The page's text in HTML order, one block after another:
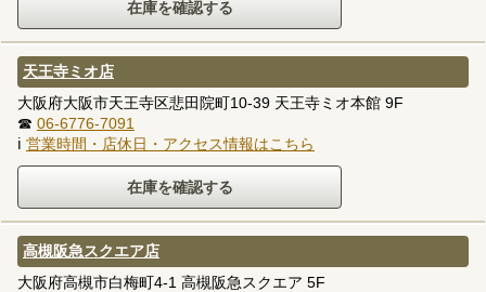
天王寺ミオ店
大阪府大阪市天王寺区悲田院町10-39 天王寺ミオ本館 9F
☎ 06-6776-7091
ℹ 営業時間・店休日・アクセス情報はこちら
高槻阪急スクエア店
大阪府高槻市白梅町4-1 高槻阪急スクエア 5F